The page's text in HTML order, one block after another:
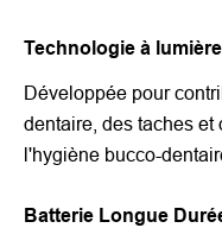
Technologie à
Développée pour
dentaire, des taches
l'hygiène bucco-
Batterie Longue